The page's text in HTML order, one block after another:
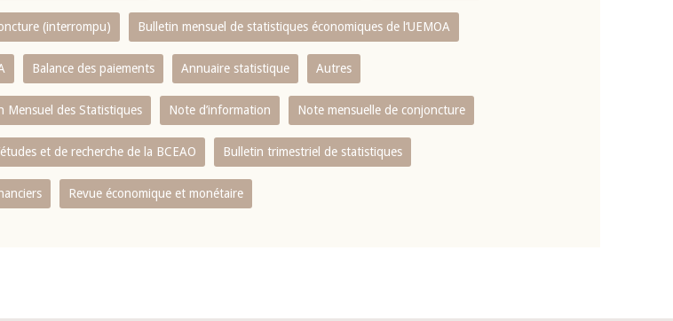
(interrompu) Bulletin mensuel de statistiques économiques de l‘UEMOA
Balance des paiements Annuaire statistique Autres
Mensuel des Statistiques Note d’information Note mensuelle de conjoncture
et de recherche de la BCEAO Bulletin trimestriel de statistiques
Revue économique et monétaire